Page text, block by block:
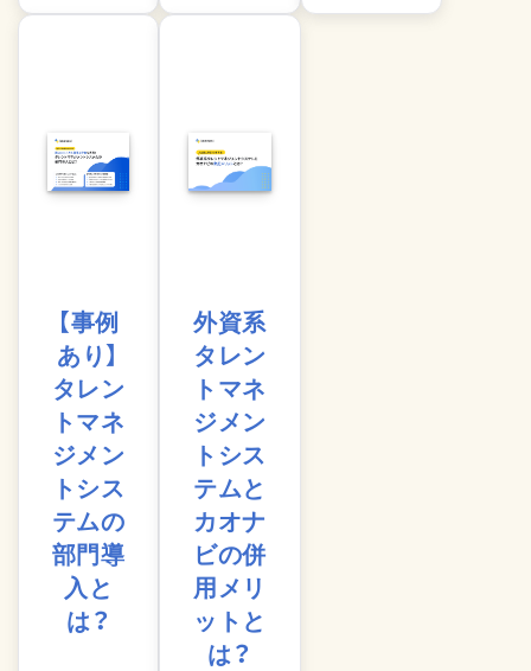
【事例
あり】
タレン
トマネ
ジメン
トシス
テムの
部門導
入と
は？
外資系
タレン
トマネ
ジメン
トシス
テムと
カオナ
ビの併
用メリ
ットと
は？